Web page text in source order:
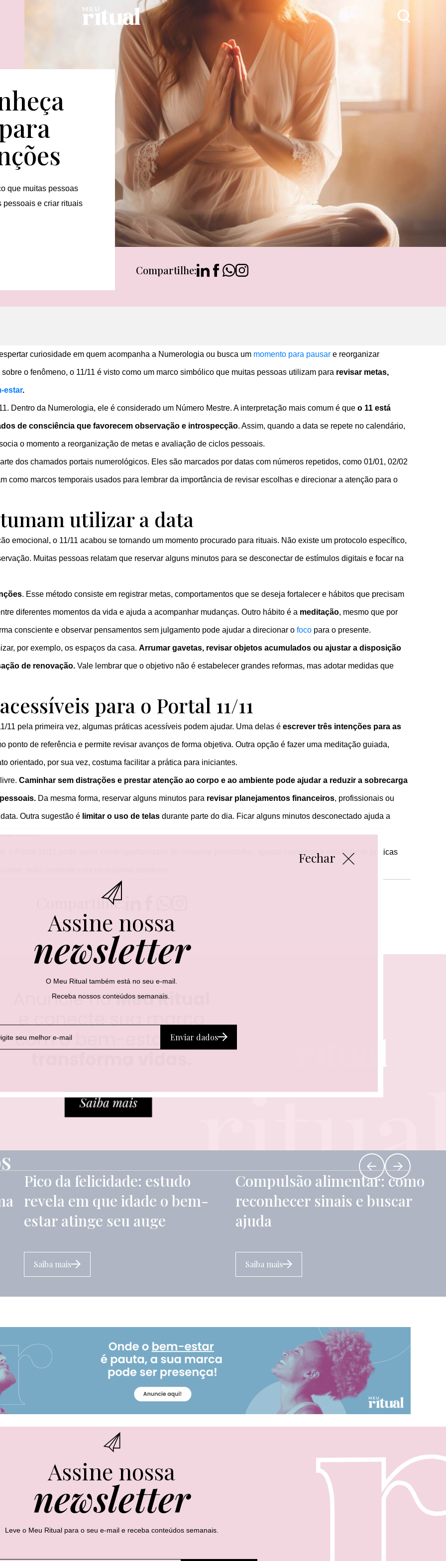
que muitas pessoas
pessoais e criar rituais
Compartilhe:
curiosidade em quem acompanha a Numerologia ou busca um momento para pausar e reorganizar
o fenômeno, o 11/11 é visto como um marco simbólico que muitas pessoas utilizam para revisar metas,
estar.
Dentro da Numerologia, ele é considerado um Número Mestre. A interpretação mais comum é que o 11 está
de consciência que favorecem observação e introspecção. Assim, quando a data se repete no calendário,
o momento a reorganização de metas e avaliação de ciclos pessoais.
dos chamados portais numerológicos. Eles são marcados por datas com números repetidos, como 01/01, 02/02
como marcos temporais usados para lembrar da importância de revisar escolhas e direcionar a atenção para o
utilizar a data
emocional, o 11/11 acabou se tornando um momento procurado para rituais. Não existe um protocolo específico,
Muitas pessoas relatam que reservar alguns minutos para se desconectar de estímulos digitais e focar na
. Esse método consiste em registrar metas, comportamentos que se deseja fortalecer e hábitos que precisam
diferentes momentos da vida e ajuda a acompanhar mudanças. Outro hábito é a meditação, mesmo que por
consciente e observar pensamentos sem julgamento pode ajudar a direcionar o foco para o presente.
por exemplo, os espaços da casa. Arrumar gavetas, revisar objetos acumulados ou ajustar a disposição
de renovação. Vale lembrar que o objetivo não é estabelecer grandes reformas, mas adotar medidas que
para o Portal 11/11
11 pela primeira vez, algumas práticas acessíveis podem ajudar. Uma delas é escrever três intenções para as
ponto de referência e permite revisar avanços de forma objetiva. Outra opção é fazer uma meditação guiada,
orientado, por sua vez, costuma facilitar a prática para iniciantes.
Caminhar sem distrações e prestar atenção ao corpo e ao ambiente pode ajudar a reduzir a sobrecarga
Da mesma forma, reservar alguns minutos para revisar planejamentos financeiros, profissionais ou
Outra sugestão é limitar o uso de telas durante parte do dia. Ficar alguns minutos desconectado ajuda a
ideias.
o Portal 11/11 pode servir como oportunidade de observar prioridades, ajustar caminhos e estabelecer práticas
mais coerente com os próprios objetivos.
Compartilhe:
Pico da felicidade: estudo
revela em que idade o bem-
estar atinge seu auge
Saiba mais
Compulsão alimentar: como
reconhecer sinais e buscar
ajuda
Saiba mais
Assine nossa
newsletter
Leve o Meu Ritual para o seu e-mail e receba conteúdos semanais.
Fechar
Assine nossa
newsletter
O Meu Ritual também está no seu e-mail.
Receba nossos conteúdos semanais.
Enviar dados